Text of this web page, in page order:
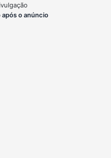
o anúncio